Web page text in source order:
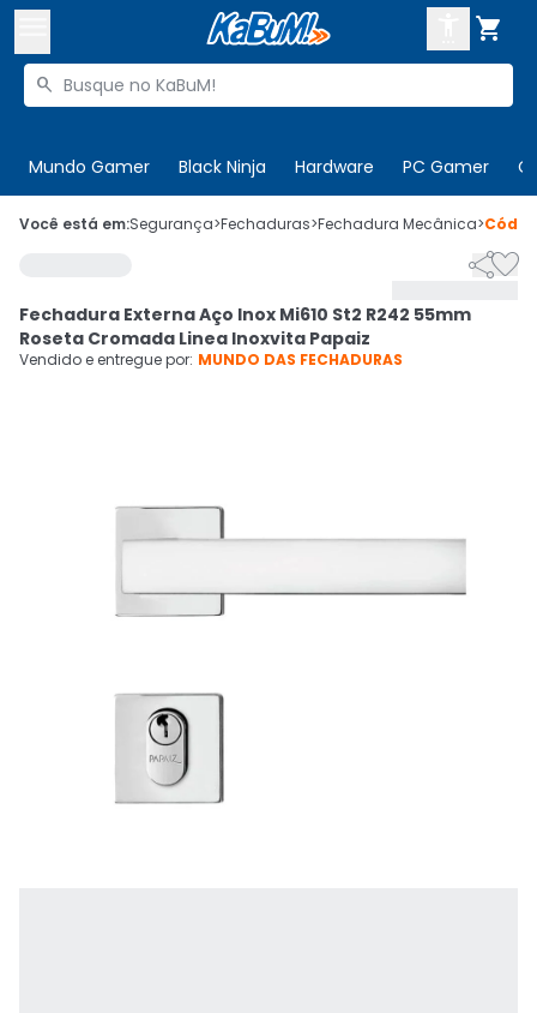

Buscar produtos

Mundo Gamer Black Ninja Hardware PC Gamer
 Olá. Acesse sua conta
Cupons
CADASTRE-SE
Você está em:Segurança>Fechaduras>Fechadura Mecânica>

Fechadura Externa Aço Inox Mi610 St2 R242 55mm
Roseta Cromada Linea Inoxvita Papaiz
Vendido e entregue por: MUNDO DAS FECHADURAS